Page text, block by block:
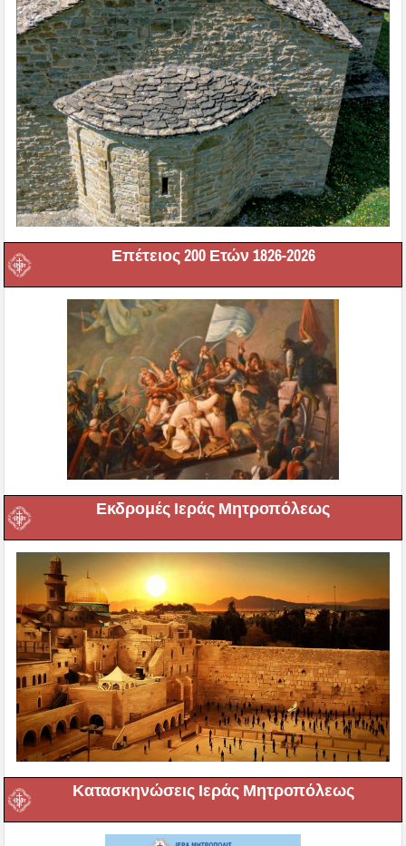
Επέτειος 200 Ετών 1826-2026
Εκδρομές Ιεράς Μητροπόλεως
Κατασκηνώσεις Ιεράς Μητροπόλεως